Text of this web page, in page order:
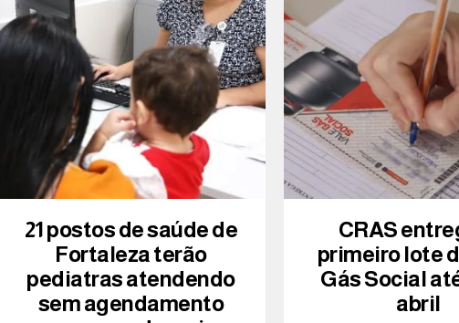
21 postos de saúde de
Fortaleza terão
pediatras atendendo
sem agendamento
CRAS
primeiro lote
Gás Social
abril